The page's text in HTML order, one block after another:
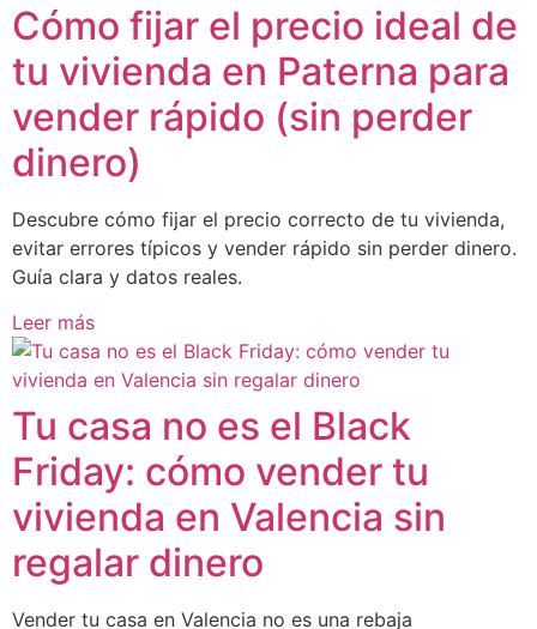
Cómo fijar el precio ideal de
tu vivienda en Paterna para
vender rápido (sin perder
dinero)
Descubre cómo fijar el precio correcto de tu vivienda,
evitar errores típicos y vender rápido sin perder dinero.
Guía clara y datos reales.
Leer más
Tu casa no es el Black
Friday: cómo vender tu
vivienda en Valencia sin
regalar dinero
Vender tu casa en Valencia no es una rebaja